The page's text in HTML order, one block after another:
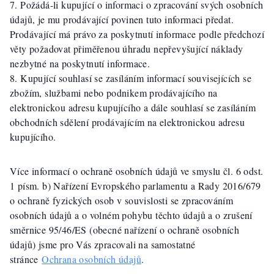
Požádá-li kupující o informaci o zpracování svých osobních
údajů, je mu prodávající povinen tuto informaci předat.
Prodávající má právo za poskytnutí informace podle předchozí
věty požadovat přiměřenou úhradu nepřevyšující náklady
nezbytné na poskytnutí informace.
Kupující souhlasí se zasíláním informací souvisejících se
zbožím, službami nebo podnikem prodávajícího na
elektronickou adresu kupujícího a dále souhlasí se zasíláním
obchodních sdělení prodávajícím na elektronickou adresu
kupujícího.
Více informací o ochraně osobních údajů ve smyslu čl. 6 odst.
1 písm. b) Nařízení Evropského parlamentu a Rady 2016/679
o ochraně fyzických osob v souvislosti se zpracováním
osobních údajů a o volném pohybu těchto údajů a o zrušení
směrnice 95/46/ES (obecné nařízení o ochraně osobních
údajů) jsme pro Vás zpracovali na samostatné
stránceOchrana osobních údajů.